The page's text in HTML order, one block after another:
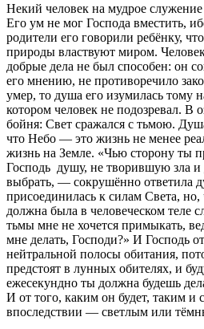
Некий человек на мудрое
Его ум не мог Господа вместить,
родители его говорили ребёнку,
природы властвуют миром.
добрые дела не был способен: он
его мнению, не противоречило
умер, то душа его изумилась тому
котором человек не подозревал. В
бойня: Свет сражался с тьмою.
что Небо — это жизнь не менее
жизнь на Земле. «Чью сторону ты
Господь душу, не творившую зла и
выбрать, — сокрушённо ответила
присоединилась к силам Света,
должна была в человеческом теле
тьмы мне не хочется примыкать,
мне делать, Господи?» И Господь
нейтральной полосы обитания,
предстоят в лунных обителях, и
ежесекундно ты должна будешь
И от того, каким он будет, таким и
впоследствии — светлым или